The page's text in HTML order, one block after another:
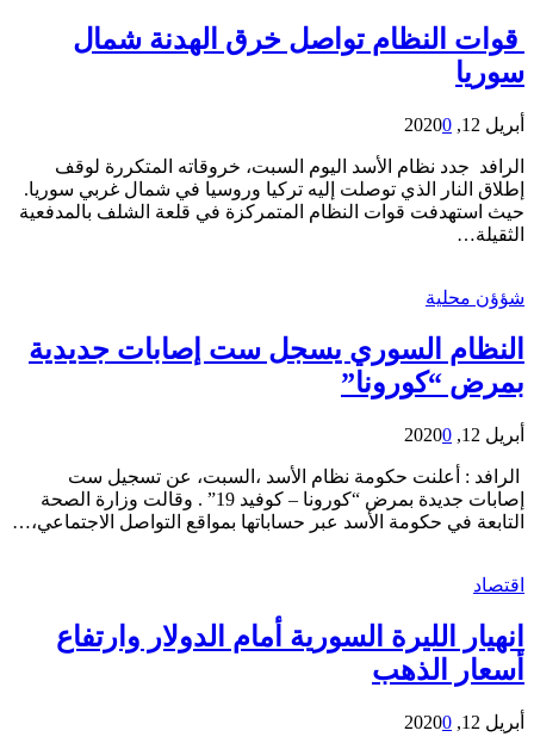
قوات النظام تواصل خرق الهدنة شمال
سوريا
أبريل 12, 2020 0
الرافد جدد نظام الأسد اليوم السبت، خروقاته المتكررة لوقف
إطلاق النار الذي توصلت إليه تركيا وروسيا في شمال غربي سوريا.
حيث استهدفت قوات النظام المتمركزة في قلعة الشلف بالمدفعية
الثقيلة…
شؤؤن محلية
النظام السوري يسجل ست إصابات جديدية
بمرض “كورونا”
أبريل 12, 2020 0
الرافد : أعلنت حكومة نظام الأسد ،السبت، عن تسجيل ست
إصابات جديدة بمرض “كورونا – كوفيد 19” . وقالت وزارة الصحة
التابعة في حكومة الأسد عبر حساباتها بمواقع التواصل الاجتماعي،…
اقتصاد
انهيار الليرة السورية أمام الدولار وارتفاع
أسعار الذهب
أبريل 12, 2020 0